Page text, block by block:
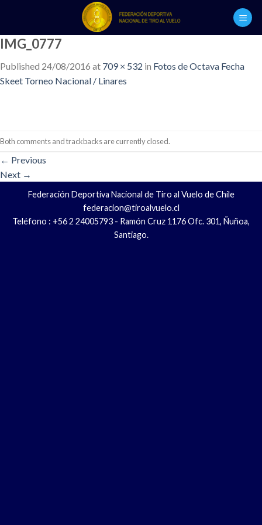
content
IMG_0777
Published 24/08/2016 at 709 × 532 in Fotos de Octava Fecha
Skeet Torneo Nacional / Linares
Both comments and trackbacks are currently closed.
← Previous
Next →
Federación Deportiva Nacional de Tiro al Vuelo de Chile
federacion@tiroalvuelo.cl
Teléfono : +56 2 24005793 - Ramón Cruz 1176 Ofc. 301, Ñuñoa,
Santiago.